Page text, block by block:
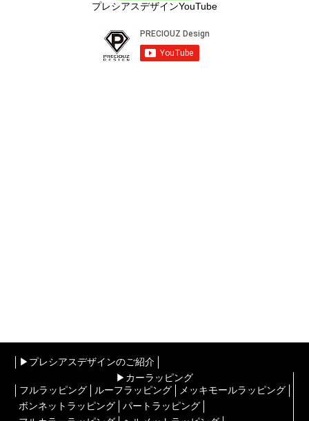
プレシアスデザインYouTube
▶︎プレシアスデザインのご紹介
▶︎カーラッピング
フルラッピング
ルーフラッピング
メッキモールラッピング
ボンネットラッピング
パートラッピング